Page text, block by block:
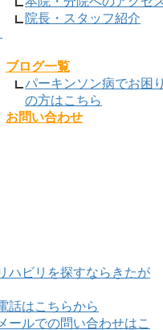
院長・スタッフ紹介
ブログ一覧
パーキンソン病でお困
の方はこちら
お問い合わせ